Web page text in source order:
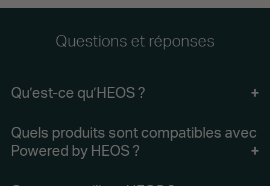
Questions et réponses
Qu’est-ce qu’HEOS ?
HEOS est un système audio multi-pièces sans fil qui vous
permet de diffuser de la musique, des podcasts, la radio par
Quels produits sont compatibles avec
Powered by HEOS ?